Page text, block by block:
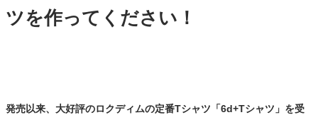
ツを作ってください！
発売以来、大好評のロクディムの定番Tシャツ「6d+Tシャツ」を受